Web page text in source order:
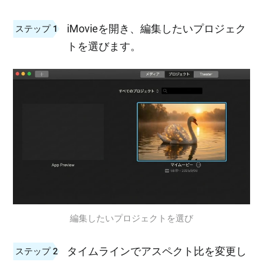
ステップ 1
iMovieを開き、編集したいプロジェク
トを選びます。
編集したいプロジェクトを選び
ステップ 2
タイムラインでアスペクト比を変更し